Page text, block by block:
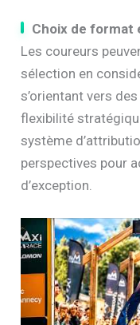
Choix de format
Les coureurs
sélection en
s’orientant vers
flexibilité
système
perspectives pour
d’exception.